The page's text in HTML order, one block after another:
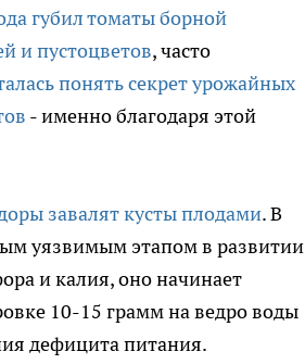
губил томаты борной
и пустоцветов, часто
понять секрет урожайных
- именно благодаря этой
завалят кусты плодами. В
уязвимым этапом в развитии
и калия, оно начинает
10-15 грамм на ведро воды
дефицита питания.